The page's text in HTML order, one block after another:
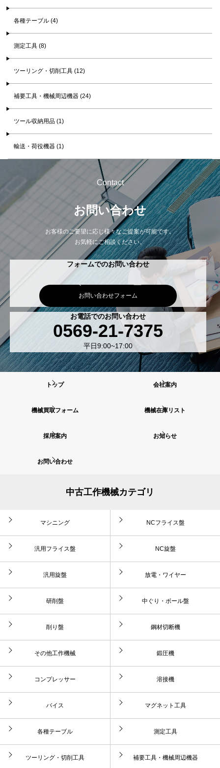
各種テーブル (4)
測定工具 (8)
ツーリング・切削工具 (12)
補要工具・機械周辺機器 (24)
ツール収納用品 (1)
輸送・荷役機器 (1)
Contact
お問い合わせ
お客様のご要望に応じ様々なご提案が可能です。
お気軽にご相談ください。
フォームでのお問い合わせ
お問い合わせフォーム
お電話でのお問い合わせ
0569-21-7375
平日9:00~17:00
トップ 会社案内
機械買取フォーム 機械在庫リスト
採用案内 お知らせ
お問い合わせ
中古工作機械カテゴリ
マシニング NCフライス盤
汎用フライス盤 NC旋盤
汎用旋盤 放電・ワイヤー
研削盤 中ぐり・ボール盤
削り盤 鋼材切断機
その他工作機械 鍛圧機
コンプレッサー 溶接機
バイス マグネット工具
各種テーブル 測定工具
ツーリング・切削工具 補要工具・機械周辺機器